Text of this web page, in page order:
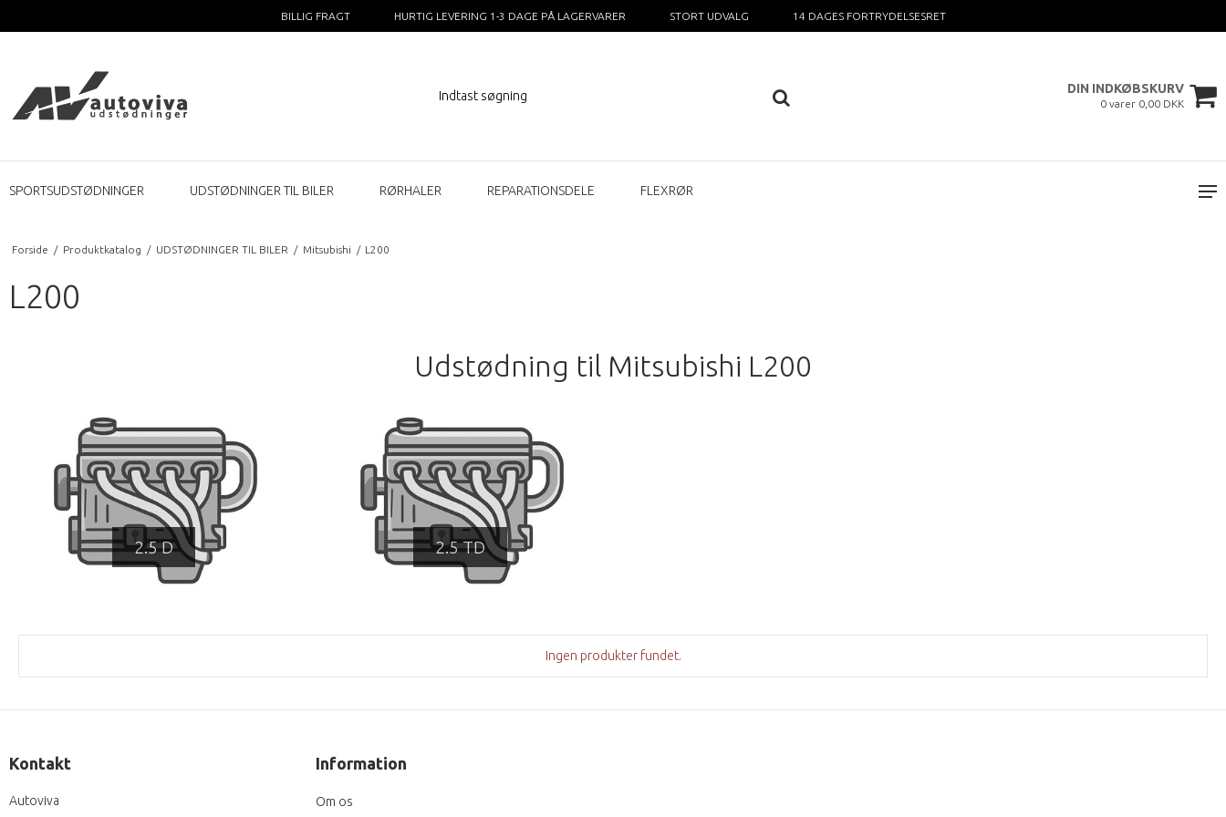
BILLIG FRAGT HURTIG LEVERING 1-3 DAGE PÅ LAGERVARER STORT UDVALG 14 DAGES FORTRYDELSESRET
DIN INDKØBSKURV
0 varer 0,00 DKK
SPORTSUDSTØDNINGER UDSTØDNINGER TIL BILER RØRHALER REPARATIONSDELE FLEXRØR
Forside / Produktkatalog / UDSTØDNINGER TIL BILER / Mitsubishi / L200
L200
Udstødning til Mitsubishi L200
2.5 D 2.5 TD
Ingen produkter fundet.
Kontakt
Autoviva
Information
Om os